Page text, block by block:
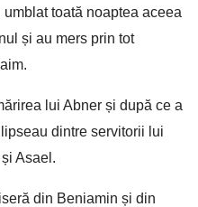
toată noaptea aceea
și au mers prin tot
lui Abner și după ce a
dintre servitorii lui
Asael.
din Beniamin și din